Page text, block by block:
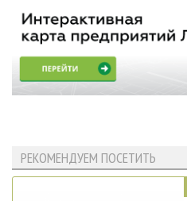
РЕКОМЕНДУЕМ ПОСЕТИТЬ